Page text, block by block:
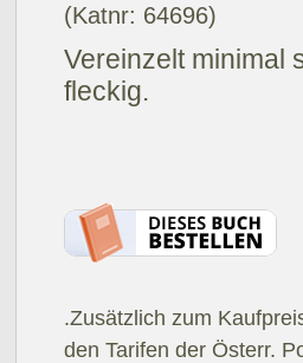
(Katnr: 64696)
Vereinzelt minimal
fleckig.
.Zusätzlich zum
den Tarifen der Österr.